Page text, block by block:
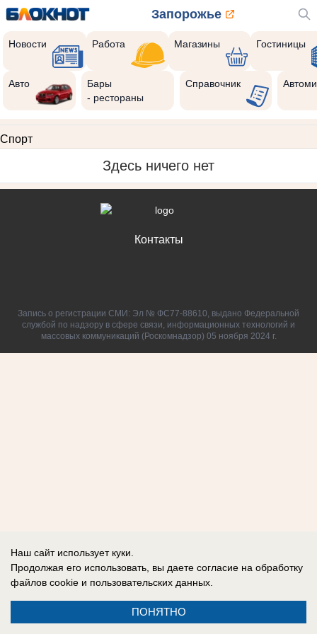
Запорожье
Новости Работа Магазины Гостиницы
Авто
Бары
- рестораны
Справочник
Спорт
Здесь ничего нет
Контакты
Запись о регистрации СМИ: Эл № ФС77-88610, выдано Федеральной
службой по надзору в сфере связи, информационных технологий и
массовых коммуникаций (Роскомнадзор) 05 ноября 2024 г.
Наш сайт использует куки.
Продолжая его использовать, вы даете согласие на обработку
файлов cookie и пользовательских данных.
ПОНЯТНО